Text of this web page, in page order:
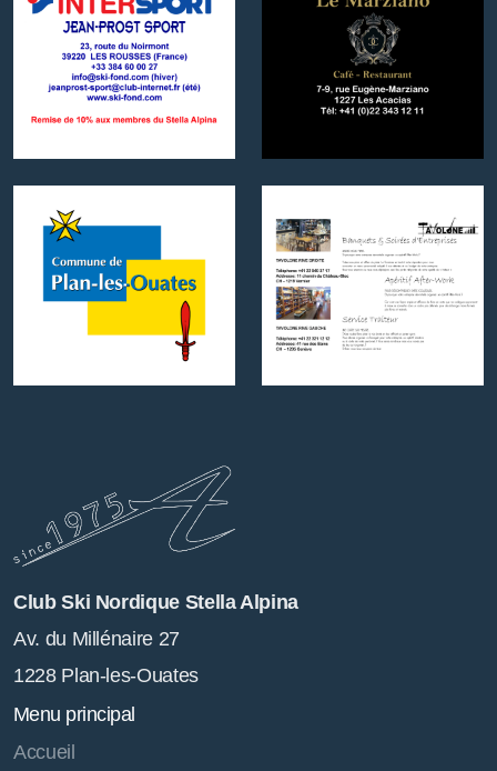
Club Ski Nordique Stella Alpina
Av. du Millénaire 27
1228 Plan-les-Ouates
Menu principal
Accueil